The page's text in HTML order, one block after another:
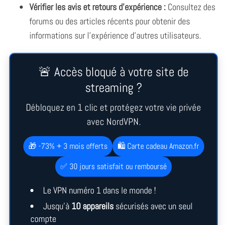
Vérifier les avis et retours d’expérience :Consultez des
forums ou des articles récents pour obtenir des
informations sur l’expérience d’autres utilisateurs.
🚨 Accès bloqué à votre site de
streaming ?
Débloquez en 1 clic et protégez votre vie privée
avec NordVPN.
🎁 -73% + 3 mois offerts
🛍️ Carte cadeau Amazon.fr
✅ 30 jours satisfait ou remboursé
Le VPN numéro 1 dans le monde !
Jusqu’à 10 appareilssécurisés avec un seul
compte